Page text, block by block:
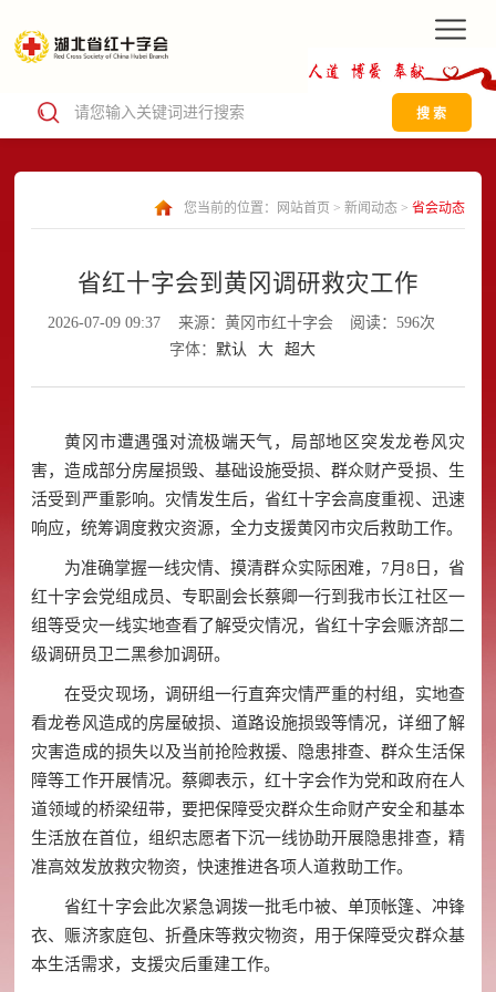
搜 索
您当前的位置： 网站首页 > 新闻动态> 省会动态
省红十字会到黄冈调研救灾工作
2026-07-09 09:37 来源：黄冈市红十字会
阅读：596次
字体： 默认 大 超大
黄冈市遭遇强对流极端天气，局部地区突发龙卷风灾
害，造成部分房屋损毁、基础设施受损、群众财产受损、生
活受到严重影响。灾情发生后，省红十字会高度重视、迅速
响应，统筹调度救灾资源，全力支援黄冈市灾后救助工作。
为准确掌握一线灾情、摸清群众实际困难，7月8日，省
红十字会党组成员、专职副会长蔡卿一行到我市长江社区一
组等受灾一线实地查看了解受灾情况，省红十字会赈济部二
级调研员卫二黑参加调研。
在受灾现场，调研组一行直奔灾情严重的村组，实地查
看龙卷风造成的房屋破损、道路设施损毁等情况，详细了解
灾害造成的损失以及当前抢险救援、隐患排查、群众生活保
障等工作开展情况。蔡卿表示，红十字会作为党和政府在人
道领域的桥梁纽带，要把保障受灾群众生命财产安全和基本
生活放在首位，组织志愿者下沉一线协助开展隐患排查，精
准高效发放救灾物资，快速推进各项人道救助工作。
省红十字会此次紧急调拨一批毛巾被、单顶帐篷、冲锋
衣、赈济家庭包、折叠床等救灾物资，用于保障受灾群众基
本生活需求，支援灾后重建工作。